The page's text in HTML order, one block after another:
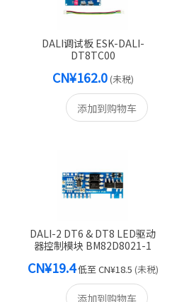
DALI调试板 ESK-DALI-
DT8TC00
CN¥162.0(未税)
添加到购物车
DALI-2 DT6 & DT8 LED驱动
器控制模块 BM82D8021-1
CN¥19.4低至CN¥18.5 (未税)
添加到购物车